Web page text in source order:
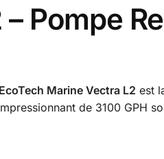
Pompe
Marine Vectra L2 est
de 3100 GPH